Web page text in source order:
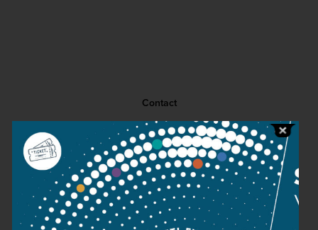
Contact
Public information
Press room
Terms and privacy
Imprint